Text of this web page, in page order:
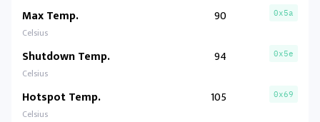
Max Temp.
Celsius
90 0x5a
Shutdown Temp.
Celsius
94 0x5e
Hotspot Temp.
Celsius
105 0x69